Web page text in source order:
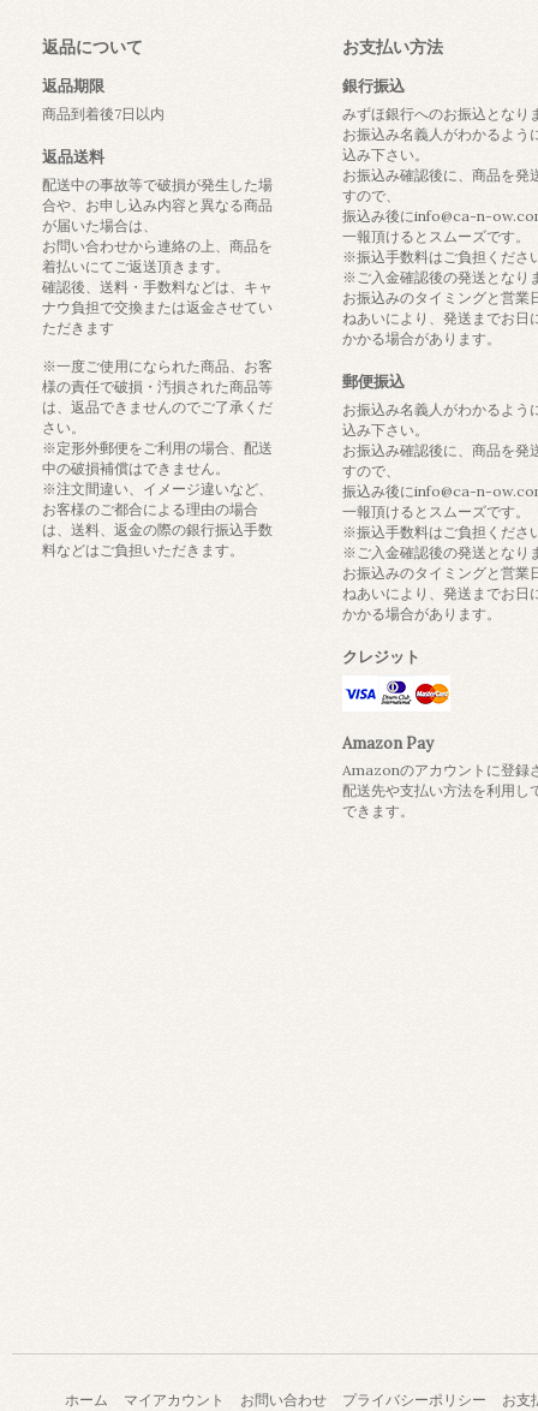
返品について
返品期限
商品到着後7日以内
返品送料
配送中の事故等で破損が発生した場
合や、お申し込み内容と異なる商品
が届いた場合は、
お問い合わせから連絡の上、商品を
着払いにてご返送頂きます。
確認後、送料・手数料などは、キャ
ナウ負担で交換または返金させてい
ただきます
※一度ご使用になられた商品、お客
様の責任で破損・汚損された商品等
は、返品できませんのでご了承くだ
さい。
※定形外郵便をご利用の場合、配送
中の破損補償はできません。
※注文間違い、イメージ違いなど、
お客様のご都合による理由の場合
は、送料、返金の際の銀行振込手数
料などはご負担いただきます。
お支払い方法
銀行振込
みずほ銀行へのお振込となり
お振込み名義人がわかるよう
込み下さい。
お振込み確認後に、商品を発
すので、
振込み後にinfo@ca-n-
一報頂けるとスムーズです。
※振込手数料はご負担くださ
※ご入金確認後の発送となり
お振込みのタイミングと営業
ねあいにより、発送までお日
かかる場合があります。
郵便振込
お振込み名義人がわかるよう
込み下さい。
お振込み確認後に、商品を発
すので、
振込み後にinfo@ca-n-
一報頂けるとスムーズです。
※振込手数料はご負担くださ
※ご入金確認後の発送となり
お振込みのタイミングと営業
ねあいにより、発送までお日
かかる場合があります。
クレジット
Amazon Pay
Amazonのアカウントに登録
配送先や支払い方法を利用し
できます。
ホーム マイアカウント お問い合わせ プライバシーポリシー お支